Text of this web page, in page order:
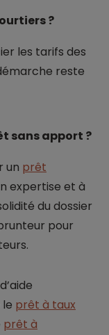
?
les tarifs des
reste
sans apport ?
un prêt
expertise et à
du dossier
pour
prêt à taux
prêt à